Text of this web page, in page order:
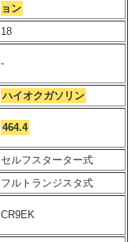
ョン
18
-
ハイオクガソリン
464.4
セルフスターター式
フルトランジスタ式
CR9EK